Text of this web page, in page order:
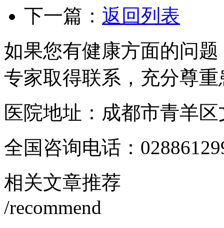
下一篇： 返回列表
如果您有健康方面的问
专家取得联系，充分尊
医院地址：成都市青羊
全国咨询电话：
相关文章推荐
/recommend